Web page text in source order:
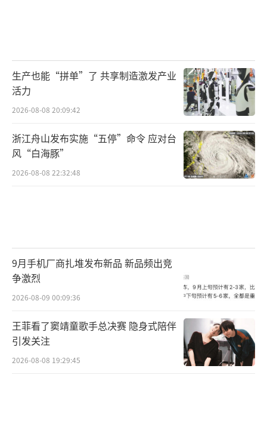
诺，上海勤礼2026年至2028年净利润分别不低
于3240万元、3730万元和4265万元，三年累计
不低于1.12亿元。而上海勤礼2025年的净利润
仅为2713.96万元，要实现上述增长目标，需要
年复合增长率接近20%。
面对这份承诺，市场并不买账。莎普爱思
延期回复上交所问询函后，中证中小投资者服
023年的201.59万元飙升至2025年的2713.96万
元，年均复合增长率高达266.92%，远超全国
综合医院医疗收入5.2%的年均复合增长率。投
服中心还指出，盈利预测使用的床位使用率和
床日均费用均远高于同区域可比老年康复医院
的实际水平，评估逻辑存在明显不合理之处。
生产也能“拼单”了 共享制造激发产业
活力
2026-08-08 20:09:42
浙江舟山发布实施“五停”命令 应对台
风“白海豚”
2026-08-08 22:32:48
9月手机厂商扎堆发布新品 新品频出竞
争激烈
2026-08-09 00:09:36
王菲看了窦靖童歌手总决赛 隐身式陪伴
引发关注
2026-08-08 19:29:45